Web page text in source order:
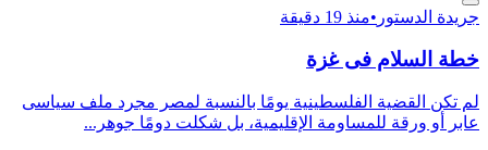
جريدة الدستور •منذ 19 دقيقة
خطة السلام فى غزة
لم تكن القضية الفلسطينية يومًا بالنسبة لمصر مجرد ملف سياسى
عابر أو ورقة للمساومة الإقليمية، بل شكلت دومًا جوهر...